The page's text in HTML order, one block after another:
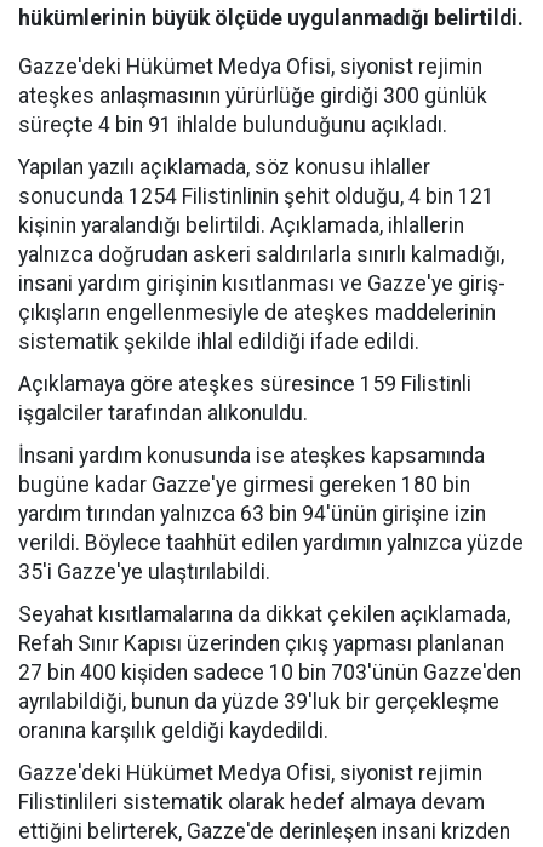
hükümlerinin büyük ölçüde uygulanmadığı belirtildi.
Gazze'deki Hükümet Medya Ofisi, siyonist rejimin
ateşkes anlaşmasının yürürlüğe girdiği 300 günlük
süreçte 4 bin 91 ihlalde bulunduğunu açıkladı.
Yapılan yazılı açıklamada, söz konusu ihlaller
sonucunda 1254 Filistinlinin şehit olduğu, 4 bin 121
kişinin yaralandığı belirtildi. Açıklamada, ihlallerin
yalnızca doğrudan askeri saldırılarla sınırlı kalmadığı,
insani yardım girişinin kısıtlanması ve Gazze'ye giriş-
çıkışların engellenmesiyle de ateşkes maddelerinin
sistematik şekilde ihlal edildiği ifade edildi.
Açıklamaya göre ateşkes süresince 159 Filistinli
işgalciler tarafından alıkonuldu.
İnsani yardım konusunda ise ateşkes kapsamında
bugüne kadar Gazze'ye girmesi gereken 180 bin
yardım tırından yalnızca 63 bin 94'ünün girişine izin
verildi. Böylece taahhüt edilen yardımın yalnızca yüzde
35'i Gazze'ye ulaştırılabildi.
Seyahat kısıtlamalarına da dikkat çekilen açıklamada,
Refah Sınır Kapısı üzerinden çıkış yapması planlanan
27 bin 400 kişiden sadece 10 bin 703'ünün Gazze'den
ayrılabildiği, bunun da yüzde 39'luk bir gerçekleşme
oranına karşılık geldiği kaydedildi.
Gazze'deki Hükümet Medya Ofisi, siyonist rejimin
Filistinlileri sistematik olarak hedef almaya devam
ettiğini belirterek, Gazze'de derinleşen insani krizden